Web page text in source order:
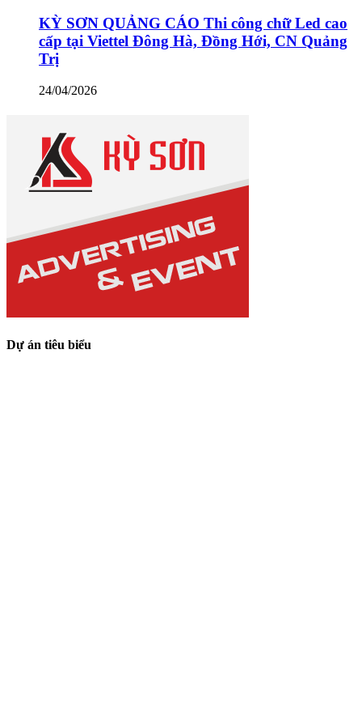
KỲ SƠN QUẢNG CÁO Thi công chữ Led cao
cấp tại Viettel Đông Hà, Đồng Hới, CN Quảng
Trị
24/04/2026
Dự án tiêu biểu